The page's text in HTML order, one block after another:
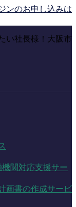
ンのお申し込みは
い社長様！大阪市
関対応支援サー
画書の作成サービ